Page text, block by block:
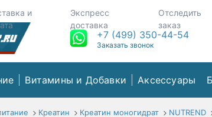
и
Экспресс
доставка
Отследить
заказ
+7 (499) 350-44-54
Заказать звонок
Витамины и Добавки Аксессуары
Креатин Креатин моногидрат NUTREND